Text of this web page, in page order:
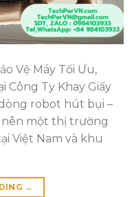
Vệ Máy Tối Ưu,
Công Ty Khay Giấy
robot hút bụi –
nên một thị trường
Việt Nam và khu
→